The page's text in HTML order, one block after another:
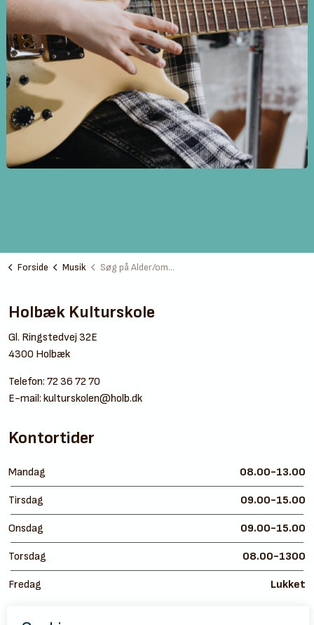
Forside Musik Søg på Alder/område
Holbæk Kulturskole
Gl. Ringstedvej 32E
4300 Holbæk
Telefon: 72 36 72 70
E-mail: kulturskolen@holb.dk
Kontortider
Mandag 08.00-13.00
Tirsdag 09.00-15.00
Onsdag 09.00-15.00
Torsdag 08.00-1300
Fredag Lukket